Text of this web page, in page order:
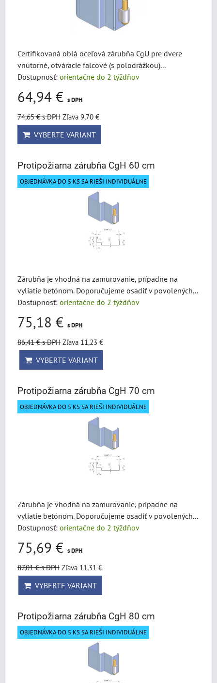
Certifikovaná oblá oceľová zárubňa CgU pre dvere
vnútorné, otváracie falcové (s polodrážkou)...
Dostupnosť: orientačne do 2 týždňov
64,94 € s DPH
74,65 €s DPH Zľava 9,70 €
VYBERTE VARIANT
Protipožiarna zárubňa CgH 60 cm
OBJEDNÁVKA DO 5 KS SA RIEŠI INDIVIDUÁLNE
Zárubňa je vhodná na zamurovanie, prípadne na
vyliatie betónom. Doporučujeme osadiť v povolených...
Dostupnosť: orientačne do 2 týždňov
75,18 € s DPH
86,41 €s DPH Zľava 11,23 €
VYBERTE VARIANT
Protipožiarna zárubňa CgH 70 cm
OBJEDNÁVKA DO 5 KS SA RIEŠI INDIVIDUÁLNE
Zárubňa je vhodná na zamurovanie, prípadne na
vyliatie betónom. Doporučujeme osadiť v povolených...
Dostupnosť: orientačne do 2 týždňov
75,69 € s DPH
87,01 €s DPH Zľava 11,31 €
VYBERTE VARIANT
Protipožiarna zárubňa CgH 80 cm
OBJEDNÁVKA DO 5 KS SA RIEŠI INDIVIDUÁLNE